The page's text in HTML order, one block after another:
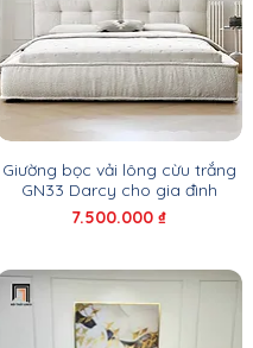
Giường bọc vải lông cừu trắng
GN33 Darcy cho gia đình
Giá
7.500.000 ₫